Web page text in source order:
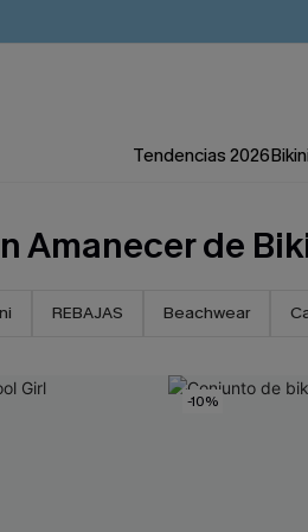
Tendencias 2026
Amanecer de
REBAJAS Beachwear
-10%